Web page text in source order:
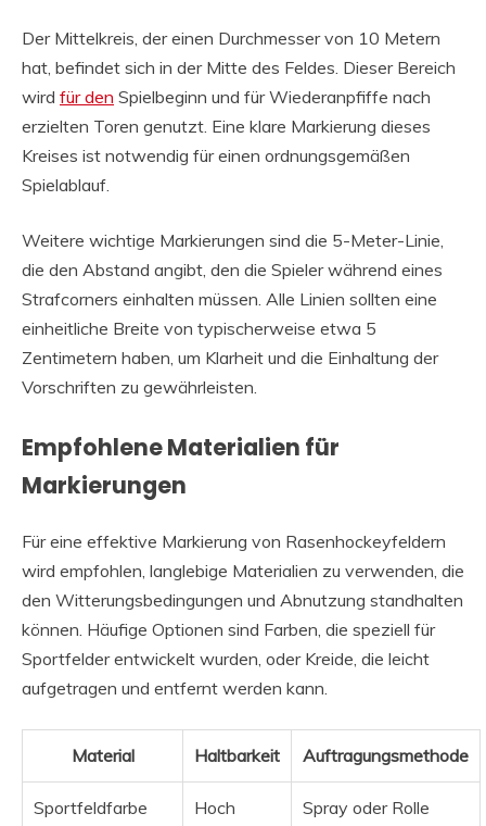
Der Mittelkreis, der einen Durchmesser von 10 Metern
hat, befindet sich in der Mitte des Feldes. Dieser Bereich
wird für den Spielbeginn und für Wiederanpfiffe nach
erzielten Toren genutzt. Eine klare Markierung dieses
Kreises ist notwendig für einen ordnungsgemäßen
Spielablauf.
Weitere wichtige Markierungen sind die 5-Meter-Linie,
die den Abstand angibt, den die Spieler während eines
Strafcorners einhalten müssen. Alle Linien sollten eine
einheitliche Breite von typischerweise etwa 5
Zentimetern haben, um Klarheit und die Einhaltung der
Vorschriften zu gewährleisten.
Empfohlene Materialien für
Markierungen
Für eine effektive Markierung von Rasenhockeyfeldern
wird empfohlen, langlebige Materialien zu verwenden, die
den Witterungsbedingungen und Abnutzung standhalten
können. Häufige Optionen sind Farben, die speziell für
Sportfelder entwickelt wurden, oder Kreide, die leicht
aufgetragen und entfernt werden kann.
Material Haltbarkeit Auftragungsmethode
Sportfeldfarbe Hoch Spray oder Rolle